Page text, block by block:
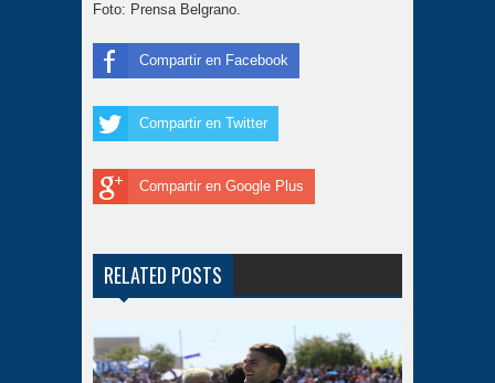
Foto: Prensa Belgrano.
Compartir en Facebook
Compartir en Twitter
Compartir en Google Plus
RELATED POSTS